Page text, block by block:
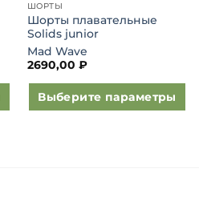
ШОРТЫ
Шорты плавательные
Solids junior
Mad Wave
2690,00 ₽
Выберите параметры